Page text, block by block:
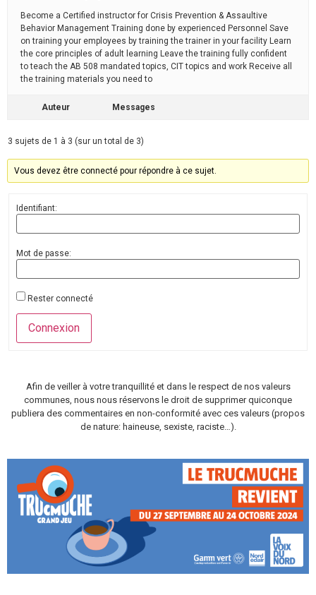
Become a Certified instructor for Crisis Prevention & Assaultive
Behavior Management Training done by experienced Personnel Save
on training your employees by training the trainer in your facility Learn
the core principles of adult learning Leave the training fully confident
to teach the AB 508 mandated topics, CIT topics and work Receive all
the training materials you need to
Auteur Messages
3 sujets de 1 à 3 (sur un total de 3)
Vous devez être connecté pour répondre à ce sujet.
Identifiant:
Mot de passe:
Rester connecté
Connexion
Afin de veiller à votre tranquillité et dans le respect de nos valeurs
communes, nous nous réservons le droit de supprimer quiconque
publiera des commentaires en non-conformité avec ces valeurs (propos
de nature: haineuse, sexiste, raciste…).